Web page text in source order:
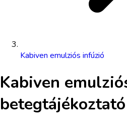
Kabiven emulziós infúzió
Kabiven
betegtájékoztató